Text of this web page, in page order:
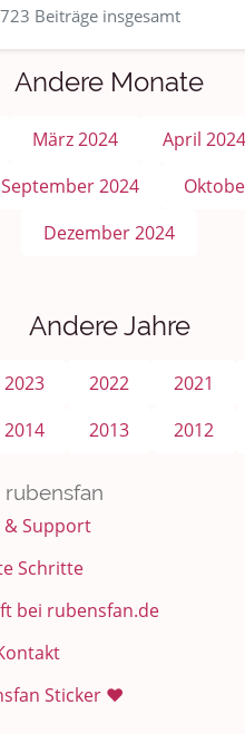
Beiträge insgesamt
Andere Monate
März 2024 April 2024
September 2024
Dezember 2024
Andere Jahre
2023 2022 2021
2014 2013 2012
rubensfan
& Support
Schritte
bei rubensfan.de
Sticker ❤️